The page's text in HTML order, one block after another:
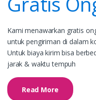
Kami menawarkan gratis
untuk pengiriman di dalam
Untuk biaya kirim bisa
jarak & waktu tempuh
Read More